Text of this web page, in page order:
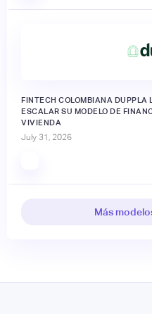
FINTECH COLOMBIANA DUPPLA
ESCALAR SU MODELO DE
VIVIENDA
July 31, 2026
Más